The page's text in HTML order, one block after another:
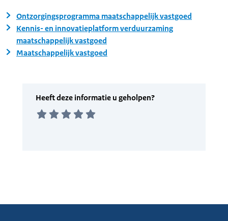
Ontzorgingsprogramma maatschappelijk vastgoed
Kennis- en innovatieplatform verduurzaming
maatschappelijk vastgoed
Maatschappelijk vastgoed